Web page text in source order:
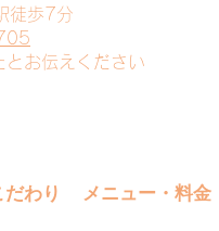
徒歩7分
とお伝えください
わり メニュー・料金